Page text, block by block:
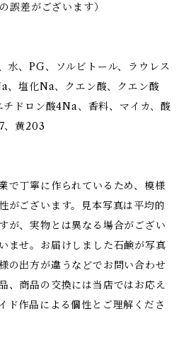
誤差がございます）
水、PG、ソルビトール、ラウレス
、塩化Na、クエン酸、クエン酸
ドロン酸4Na、香料、マイカ、酸
、黄203
で丁寧に作られているため、模様
がございます。見本写真は平均的
が、実物とは異なる場合がござい
ませ。お届けしました石鹸が写真
の出方が違うなどでお問い合わせ
、商品の交換には当店ではお応え
ド作品による個性とご理解くださ